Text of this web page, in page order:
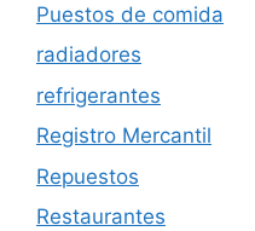
Puestos de comida
radiadores
refrigerantes
Registro Mercantil
Repuestos
Restaurantes